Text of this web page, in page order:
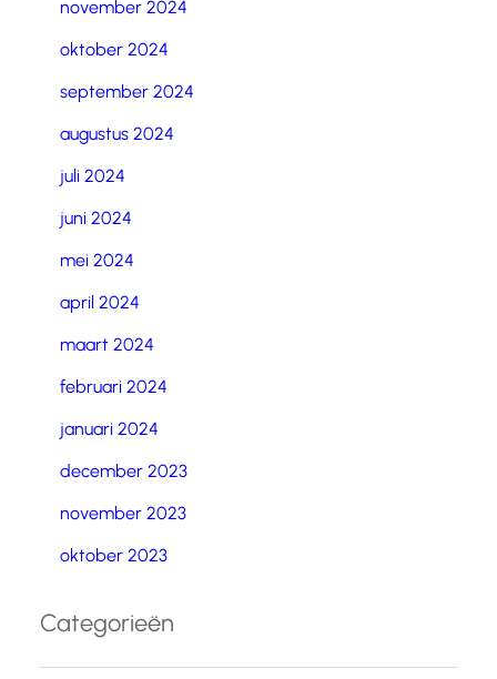
november 2024
oktober 2024
september 2024
augustus 2024
juli 2024
juni 2024
mei 2024
april 2024
maart 2024
februari 2024
januari 2024
december 2023
november 2023
oktober 2023
Categorieën